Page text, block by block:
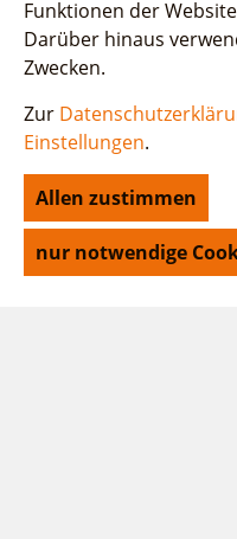
Funktionen der
Darüber hinaus
Zwecken.
Zur
Einstellungen.
Allen zustimmen
nur notwendige